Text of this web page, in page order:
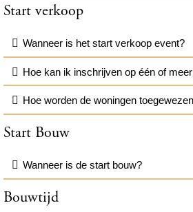
Start verkoop
Wanneer is het start verkoop event?
Hoe kan ik inschrijven op één of
Hoe worden de woningen
Start Bouw
Wanneer is de start bouw?
Bouwtijd